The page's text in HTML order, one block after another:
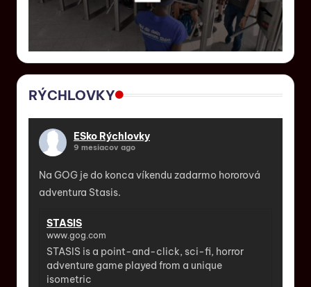
RÝCHLOVKY
ESko Rýchlovky
9 mesiacov ago
Na GOG je do konca víkendu zadarmo hororová
adventura Stasis.
STASIS
www.gog.com
STASIS is a point-and-click, sci-fi, horror
adventure game played from a unique
isometric